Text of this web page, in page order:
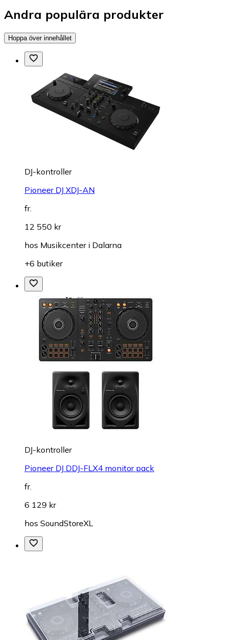
Andra populära produkter
Hoppa över innehållet
DJ-kontroller
Pioneer DJ XDJ-AN
fr.
12 550 kr
hos Musikcenter i Dalarna
+6 butiker
DJ-kontroller
Pioneer DJ DDJ-FLX4 monitor pack
fr.
6 129 kr
hos SoundStoreXL